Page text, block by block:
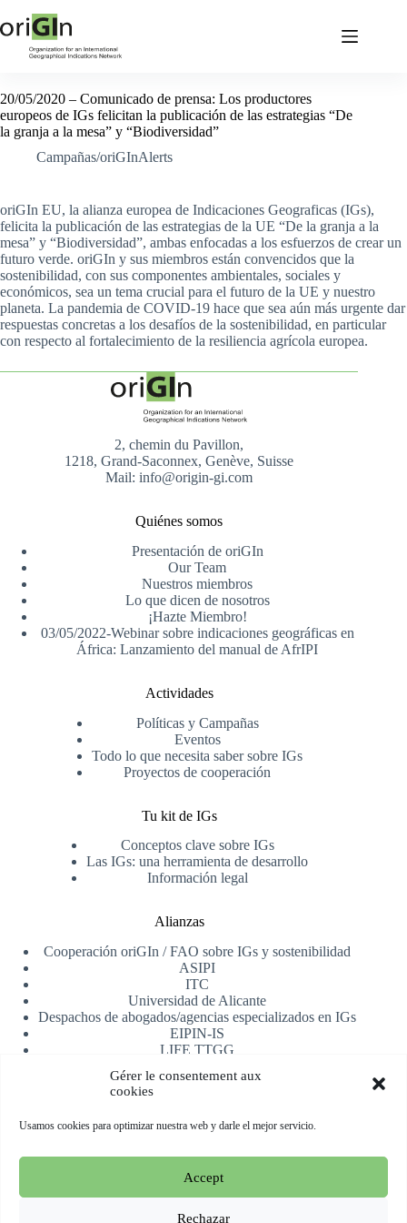
Gérer le consentement aux
cookies
Usamos cookies para optimizar nuestra web y darle el mejor servicio.
Accept
Rechazar
20/05/2020 – Comunicado de prensa: Los productores
europeos de IGs felicitan la publicación de las estrategias “De
la granja a la mesa” y “Biodiversidad”
Campañas/oriGInAlerts
oriGIn EU, la alianza europea de Indicaciones Geograficas (IGs),
felicita la publicación de las estrategias de la UE “De la granja a la
mesa” y “Biodiversidad”, ambas enfocadas a los esfuerzos de crear un
futuro verde. oriGIn y sus miembros están convencidos que la
sostenibilidad, con sus componentes ambientales, sociales y
económicos, sea un tema crucial para el futuro de la UE y nuestro
planeta. La pandemia de COVID-19 hace que sea aún más urgente dar
respuestas concretas a los desafíos de la sostenibilidad, en particular
con respecto al fortalecimiento de la resiliencia agrícola europea.
2, chemin du Pavillon,
1218, Grand-Saconnex, Genève, Suisse
Mail: info@origin-gi.com
Quiénes somos
Presentación de oriGIn
Our Team
Nuestros miembros
Lo que dicen de nosotros
¡Hazte Miembro!
03/05/2022-Webinar sobre indicaciones geográficas en
África: Lanzamiento del manual de AfrIPI
Actividades
Políticas y Campañas
Eventos
Todo lo que necesita saber sobre IGs
Proyectos de cooperación
Tu kit de IGs
Conceptos clave sobre IGs
Las IGs: una herramienta de desarrollo
Información legal
Alianzas
Cooperación oriGIn / FAO sobre IGs y sostenibilidad
ASIPI
ITC
Universidad de Alicante
Despachos de abogados/agencias especializados en IGs
EIPIN-IS
LIFE TTGG
Registrarse
Copyright © 2026 oriGIn | Organization for an International
Geographical Indications Network -Web alojada y manejada